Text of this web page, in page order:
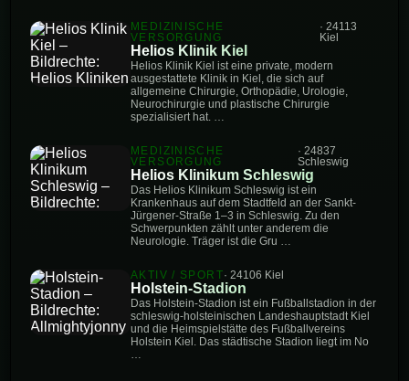
MEDIZINISCHE
VERSORGUNG
· 24113
Kiel
Helios Klinik Kiel
Helios Klinik Kiel ist eine private, modern
ausgestattete Klinik in Kiel, die sich auf
allgemeine Chirurgie, Orthopädie, Urologie,
Neurochirurgie und plastische Chirurgie
spezialisiert hat. …
MEDIZINISCHE
VERSORGUNG
· 24837
Schleswig
Helios Klinikum Schleswig
Das Helios Klinikum Schleswig ist ein
Krankenhaus auf dem Stadtfeld an der Sankt-
Jürgener-Straße 1–3 in Schleswig. Zu den
Schwerpunkten zählt unter anderem die
Neurologie. Träger ist die Gru …
AKTIV / SPORT· 24106 Kiel
Holstein-Stadion
Das Holstein-Stadion ist ein Fußballstadion in der
schleswig-holsteinischen Landeshauptstadt Kiel
und die Heimspielstätte des Fußballvereins
Holstein Kiel. Das städtische Stadion liegt im No
…